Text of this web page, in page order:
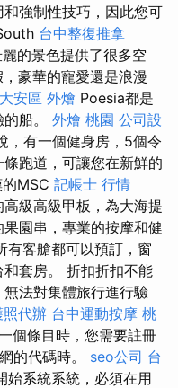
強制性技巧，因此您可
台中整復推拿
的景色提供了很多空
豪華的寵愛還是浪漫
大安區 外燴 Poesia都是
船。 外燴 桃園 公司設
，有一個健身房，5個令
跑道，可讓您在新鮮的
MSC 記帳士 行情
級高級甲板，為大海提
園串，專業的按摩和健
有客艙都可以預訂，窗
套房。 折扣折扣不能
法對集體旅行進行驗
照代辦 台中運動按摩 桃
個條目時，您需要註冊
的代碼時。 seo公司 台
始系統系統，必須在用